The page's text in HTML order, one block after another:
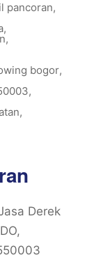
pancoran,
,
,
bogor,
,
,
Derek